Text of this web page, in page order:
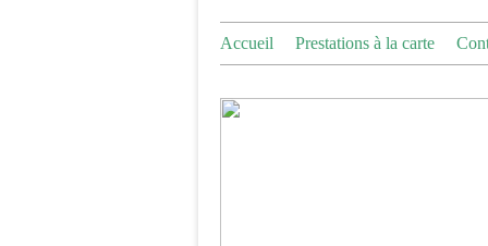
Accueil Prestations à la carte